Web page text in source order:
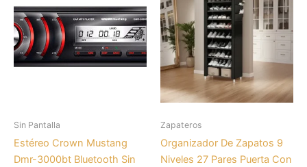
Sin Pantalla
Estéreo Crown Mustang
Dmr-3000bt Bluetooth Sin
Zapateros
Organizador De Zapatos 9
Niveles 27 Pares Puerta Con